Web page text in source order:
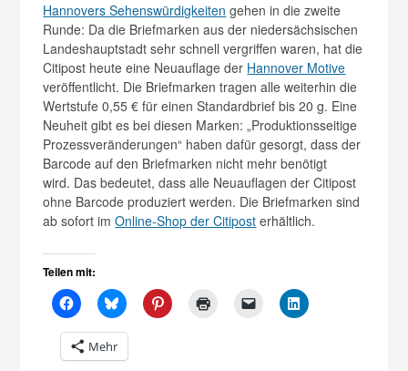
Hannovers Sehenswürdigkeiten gehen in die zweite
Runde: Da die Briefmarken aus der niedersächsischen
Landeshauptstadt sehr schnell vergriffen waren, hat die
Citipost heute eine Neuauflage der Hannover Motive
veröffentlicht. Die Briefmarken tragen alle weiterhin die
Wertstufe 0,55 € für einen Standardbrief bis 20 g. Eine
Neuheit gibt es bei diesen Marken: „Produktionsseitige
Prozessveränderungen“ haben dafür gesorgt, dass der
Barcode auf den Briefmarken nicht mehr benötigt
wird. Das bedeutet, dass alle Neuauflagen der Citipost
ohne Barcode produziert werden. Die Briefmarken sind
ab sofort imOnline-Shop der Citipost erhältlich.
Teilen mit:
Mehr